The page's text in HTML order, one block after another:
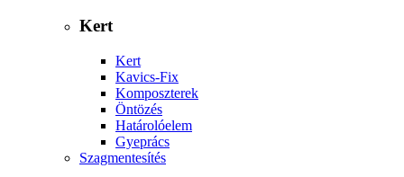
Kert
Kert
Kavics-Fix
Komposzterek
Öntözés
Határolóelem
Gyeprács
Szagmentesítés